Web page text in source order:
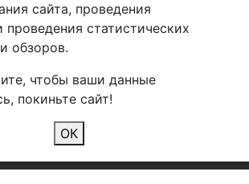
2026 Copyright © Арбен
сайта, проведения
проведения статистических
обзоров.
чтобы ваши данные
покиньте сайт!
ОК